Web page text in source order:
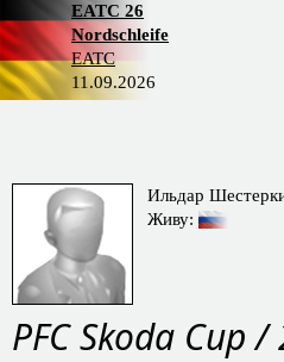
EATC 26
Nordschleife
EATC
11.09.2026
Ильдар
Живу:
PFC Skoda Cup